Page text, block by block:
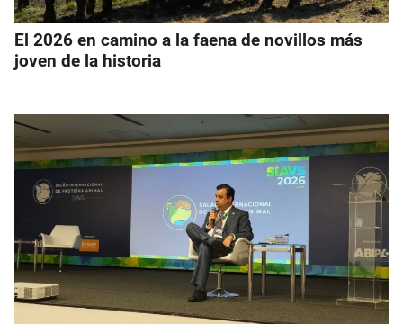
El 2026 en camino a la faena de novillos más
joven de la historia